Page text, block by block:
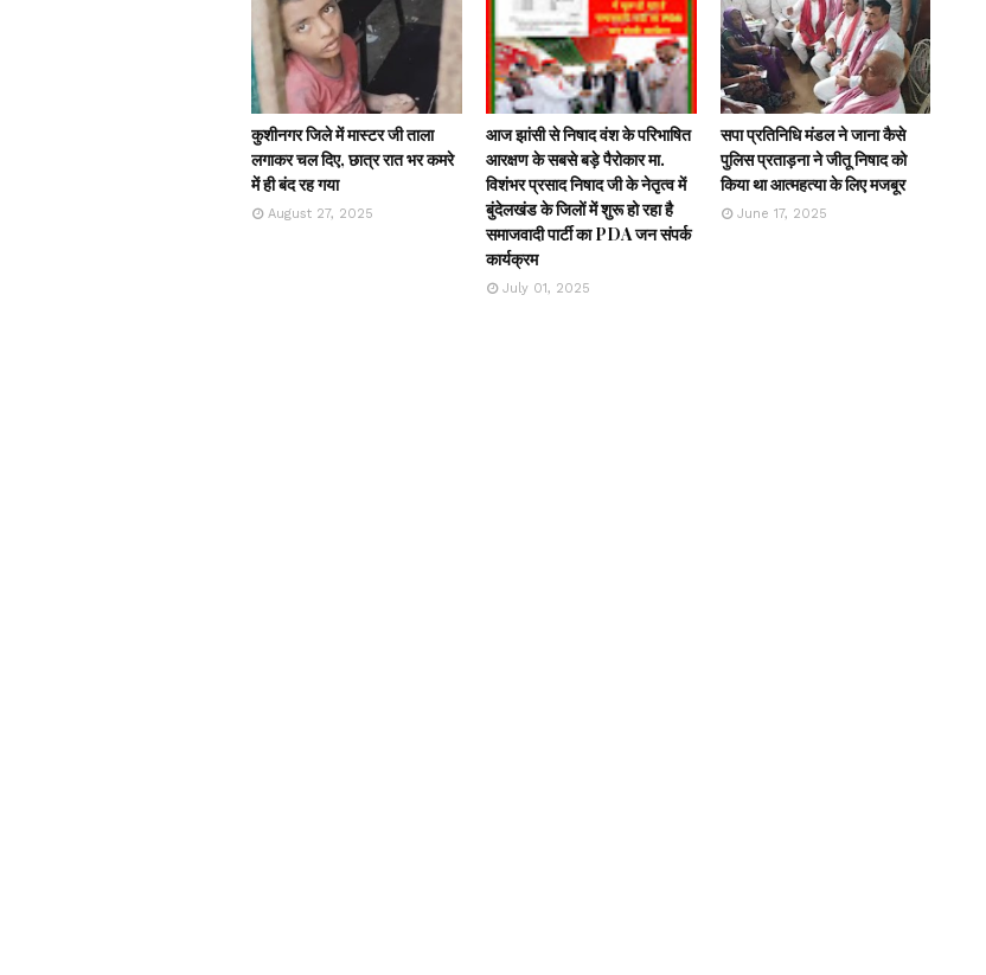
कुशीनगर जिले में मास्टर जी ताला
लगाकर चल दिए, छात्र रात भर कमरे
में ही बंद रह गया
August 27, 2025
आज झांसी से निषाद वंश के परिभाषित
आरक्षण के सबसे बड़े पैरोकार मा.
विशंभर प्रसाद निषाद जी के नेतृत्व में
बुंदेलखंड के जिलों में शुरू हो रहा है
समाजवादी पार्टी का PDA जन संपर्क
कार्यक्रम
July 01, 2025
सपा प्रतिनिधि मंडल ने जाना कैसे
पुलिस प्रताड़ना ने जीतू निषाद को
किया था आत्महत्या के लिए मजबूर
June 17, 2025